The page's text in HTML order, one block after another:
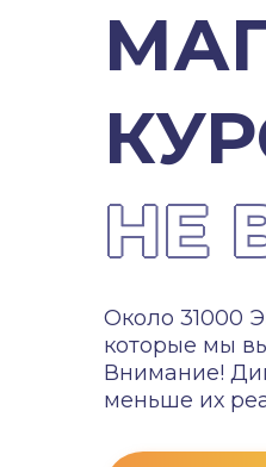
НЕ
Около 31000
которые мы
Внимание!
меньше их